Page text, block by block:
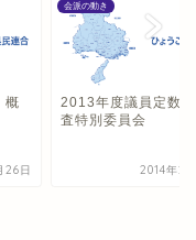
26日
会派の動き
2013年度議員定数
査特別委員会
2014年2